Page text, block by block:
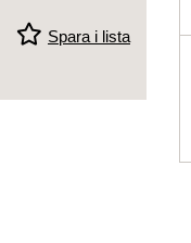
Spara i lista